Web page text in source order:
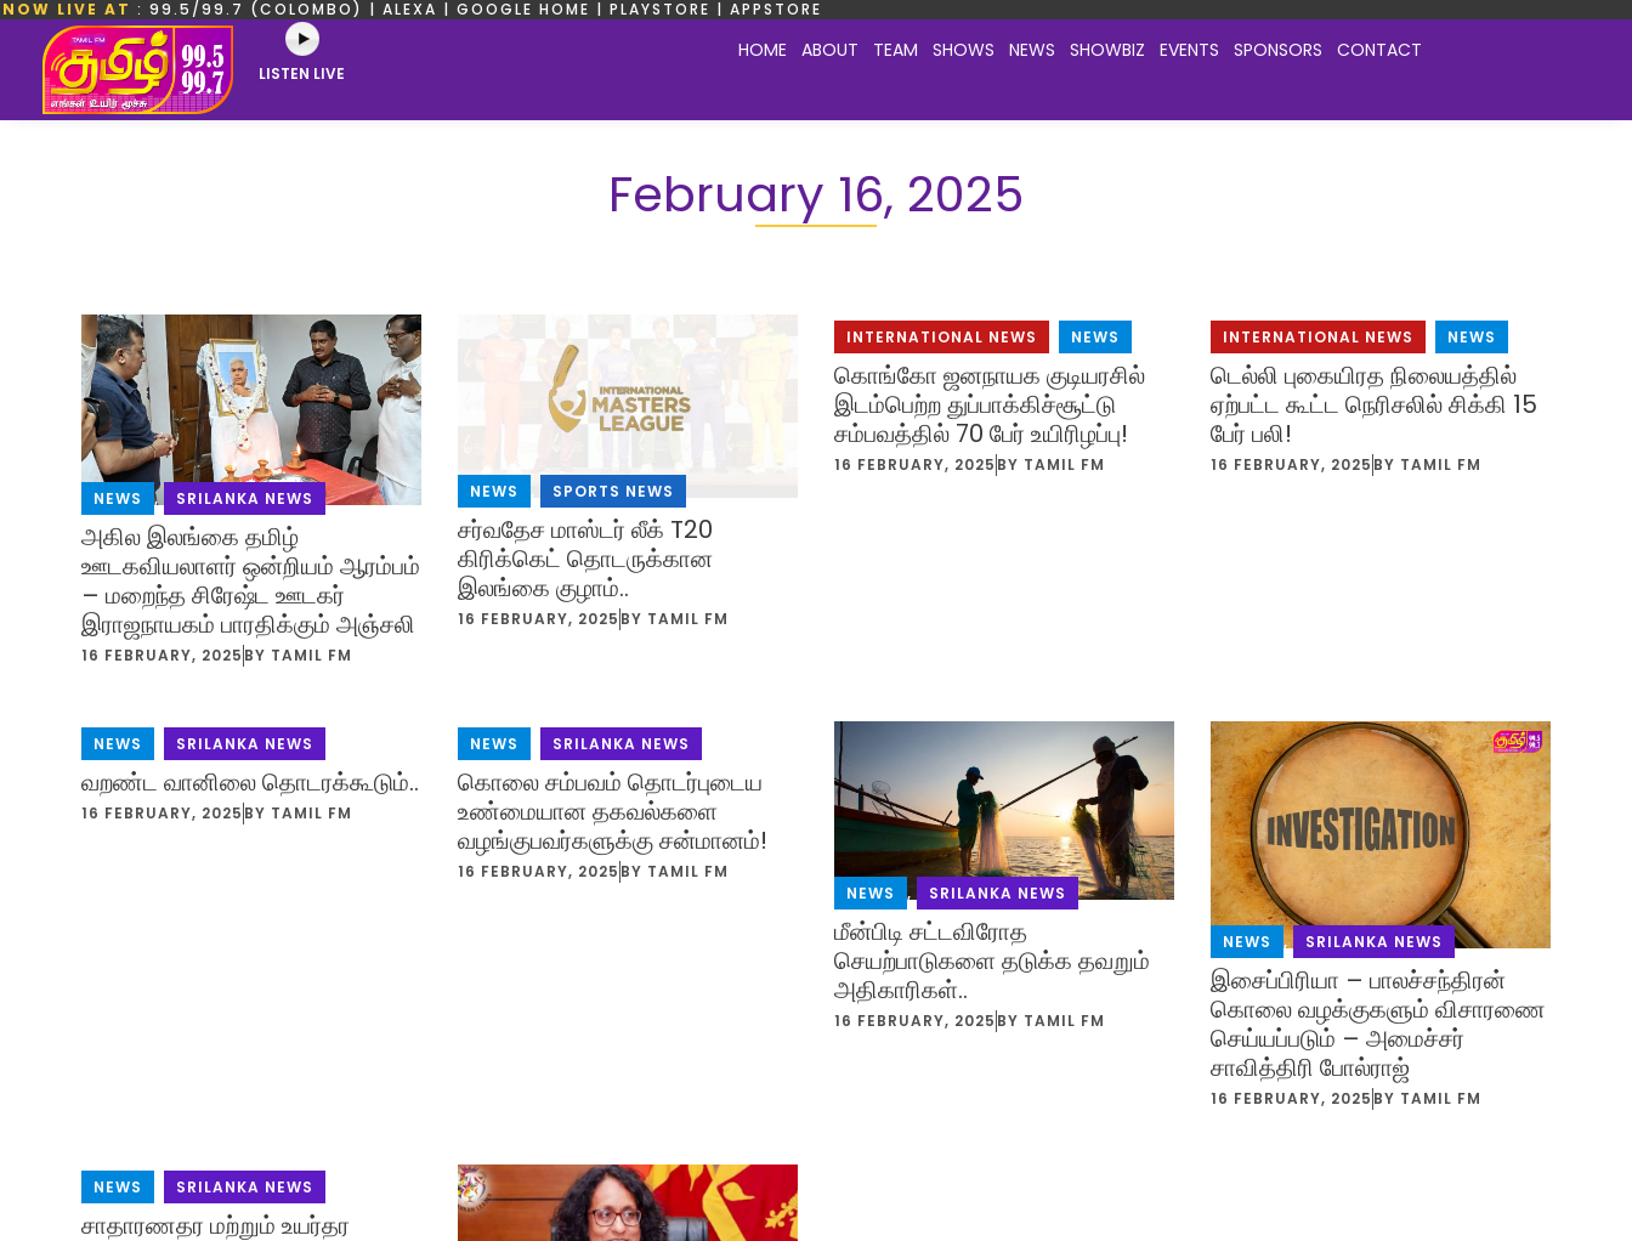
NOW LIVE AT : 99.5/99.7 (COLOMBO) | ALEXA | GOOGLE HOME | PLAYSTORE | APPSTORE
LISTEN LIVE
HOME ABOUT TEAM SHOWS NEWS SHOWBIZ EVENTS SPONSORS CONTACT
February 16, 2025
NEWS , SRILANKA NEWS
அகில இலங்கை தமிழ்
ஊடகவியலாளர் ஒன்றியம் ஆரம்பம்
– மறைந்த சிரேஷ்ட ஊடகர்
இராஜநாயகம் பாரதிக்கும் அஞ்சலி
16 FEBRUARY, 2025 BY TAMIL FM
NEWS SPORTS NEWS
சர்வதேச மாஸ்டர் லீக் T20
கிரிக்கெட் தொடருக்கான
இலங்கை குழாம்..
16 FEBRUARY, 2025 BY TAMIL FM
INTERNATIONAL NEWS NEWS
கொங்கோ ஜனநாயக குடியரசில்
இடம்பெற்ற துப்பாக்கிச்சூட்டு
சம்பவத்தில் 70 பேர் உயிரிழப்பு!
16 FEBRUARY, 2025 BY TAMIL FM
INTERNATIONAL NEWS NEWS
டெல்லி புகையிரத நிலையத்தில்
ஏற்பட்ட கூட்ட நெரிசலில் சிக்கி 15
பேர் பலி!
16 FEBRUARY, 2025 BY TAMIL FM
NEWS SRILANKA NEWS
வறண்ட வானிலை தொடரக்கூடும்..
16 FEBRUARY, 2025 BY TAMIL FM
NEWS SRILANKA NEWS
கொலை சம்பவம் தொடர்புடைய
உண்மையான தகவல்களை
வழங்குபவர்களுக்கு சன்மானம்!
16 FEBRUARY, 2025 BY TAMIL FM
NEWS
, SRILANKA NEWS
மீன்பிடி சட்டவிரோத
செயற்பாடுகளை தடுக்க தவறும்
அதிகாரிகள்..
16 FEBRUARY, 2025 BY TAMIL FM
NEWS , SRILANKA NEWS
இசைப்பிரியா – பாலச்சந்திரன்
கொலை வழக்குகளும் விசாரணை
செய்யப்படும் – அமைச்சர்
சாவித்திரி போல்ராஜ்
16 FEBRUARY, 2025 BY TAMIL FM
NEWS SRILANKA NEWS
சாதாரணதர மற்றும் உயர்தர